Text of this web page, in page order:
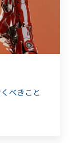
べきこと